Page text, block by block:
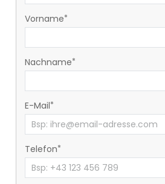
Vorname
Nachname
E-Mail
Telefon